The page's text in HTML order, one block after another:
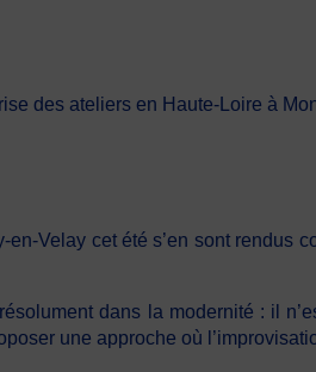
des ateliers en Haute-Loire à
Velay cet été s’en sont rendus
dans la modernité : il
une approche où